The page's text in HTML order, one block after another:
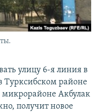
улицу 6-я линия в
Турксибском районе
Акбулак
получит новое